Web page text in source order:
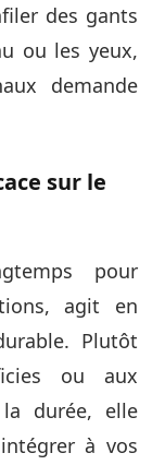
des gants
ou les yeux,
demande
sur le
pour
agit en
Plutôt
ou aux
durée, elle
à vos